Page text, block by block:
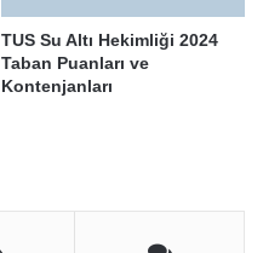
TUS Su Altı Hekimliği 2024
Taban Puanları ve
Kontenjanları